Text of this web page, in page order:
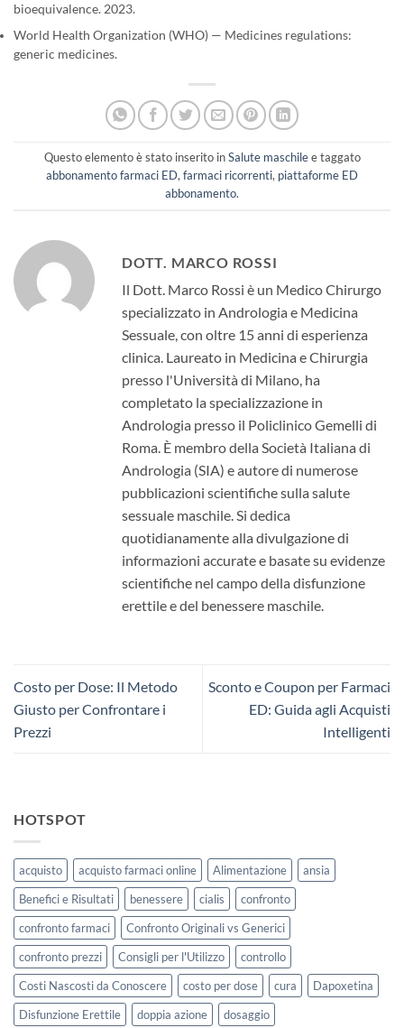
bioequivalence. 2023.
World Health Organization (WHO) — Medicines regulations:
generic medicines.
Questo elemento è stato inserito inSalute maschilee taggato
abbonamento farmaci ED,farmaci ricorrenti, piattaforme ED
abbonamento.
DOTT. MARCO ROSSI
Il Dott. Marco Rossi è un Medico Chirurgo
specializzato in Andrologia e Medicina
Sessuale, con oltre 15 anni di esperienza
clinica. Laureato in Medicina e Chirurgia
presso l'Università di Milano, ha
completato la specializzazione in
Andrologia presso il Policlinico Gemelli di
Roma. È membro della Società Italiana di
Andrologia (SIA) e autore di numerose
pubblicazioni scientifiche sulla salute
sessuale maschile. Si dedica
quotidianamente alla divulgazione di
informazioni accurate e basate su evidenze
scientifiche nel campo della disfunzione
erettile e del benessere maschile.
Costo per Dose: Il Metodo
Giusto per Confrontare i
Prezzi
Sconto e Coupon per Farmaci
ED: Guida agli Acquisti
Intelligenti
HOTSPOT
acquisto acquisto farmaci online Alimentazione
ansia
Benefici e Risultati
benessere cialis
confronto
confronto farmaci
Confronto Originali vs Generici
confronto prezzi
Consigli per l'Utilizzo
controllo
Costi Nascosti da Conoscere
costo per dose cura
Dapoxetina
Disfunzione Erettile
doppia azione
dosaggio